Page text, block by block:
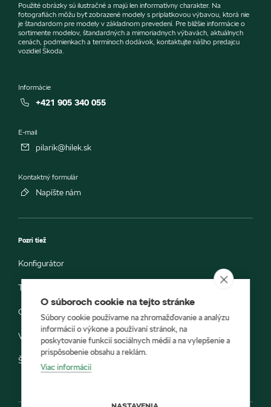
Použité obrázky sú ilustračné a majú len informatívny charakter. Na
fotografiách môžu byť zobrazené modely s príplatkovou výbavou, ktorá nie
je štandardom pre modely v základnom prevedení. Pre bližšie informácie o
sortimente modelov, štandardných a mimoriadnych výbavách, aktuálnych
cenách, podmienkach a termínoch dodávok, kontaktujte nášho predajcu
vozidiel Škoda.
Informácie
+421 905 340 055
E-mail
pilarik@hilek.sk
Kontaktný formulár
Napíšte nám
Pozri tiež
Konfigurátor
Testovacia jazda
Objednávka do servisu
Vozidlá ihneď k odberu
Škoda E-shop
O súboroch cookie na tejto stránke
Súbory cookie používame na zhromažďovanie a analýzu
informácií o výkone a používaní stránok, na
poskytovanie funkcií sociálnych médií a na vylepšenie a
prispôsobenie obsahu a reklám.
Viac informácií
NASTAVENIA